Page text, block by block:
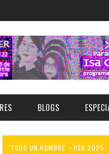
BLOGS
FESTIVAL
'TODO UN HOMBRE' - HER 2025